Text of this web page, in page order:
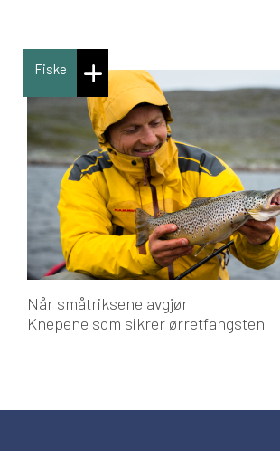
Fiske
Når småtriksene avgjør
Knepene som sikrer ørretfangsten